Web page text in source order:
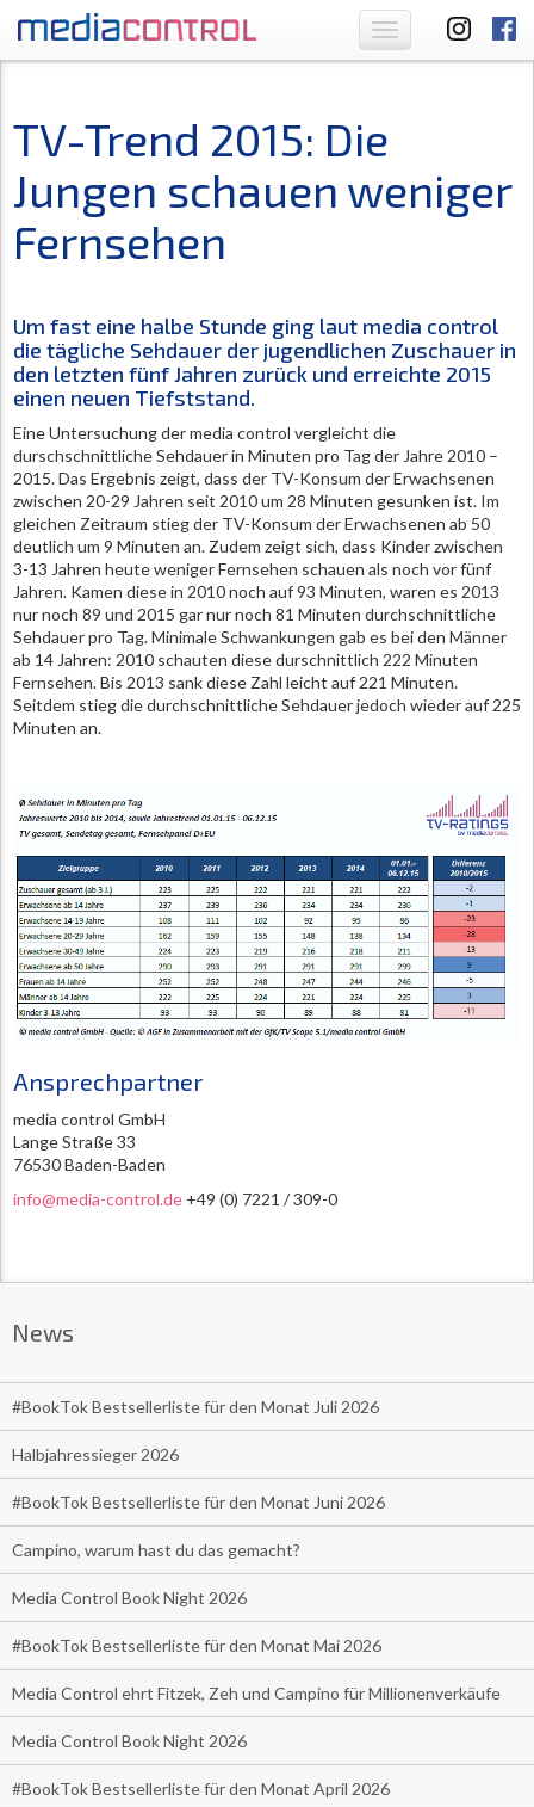
Toggle
navigation
TV-Trend 2015: Die
Jungen schauen weniger
Fernsehen
Um fast eine halbe Stunde ging laut media control
die tägliche Sehdauer der jugendlichen Zuschauer in
den letzten fünf Jahren zurück und erreichte 2015
einen neuen Tiefststand.
Eine Untersuchung der media control vergleicht die
durschschnittliche Sehdauer in Minuten pro Tag der Jahre 2010 –
2015. Das Ergebnis zeigt, dass der TV-Konsum der Erwachsenen
zwischen 20-29 Jahren seit 2010 um 28 Minuten gesunken ist. Im
gleichen Zeitraum stieg der TV-Konsum der Erwachsenen ab 50
deutlich um 9 Minuten an. Zudem zeigt sich, dass Kinder zwischen
3-13 Jahren heute weniger Fernsehen schauen als noch vor fünf
Jahren. Kamen diese in 2010 noch auf 93 Minuten, waren es 2013
nur noch 89 und 2015 gar nur noch 81 Minuten durchschnittliche
Sehdauer pro Tag. Minimale Schwankungen gab es bei den Männer
ab 14 Jahren: 2010 schauten diese durschnittlich 222 Minuten
Fernsehen. Bis 2013 sank diese Zahl leicht auf 221 Minuten.
Seitdem stieg die durchschnittliche Sehdauer jedoch wieder auf 225
Minuten an.
Ansprechpartner
media control GmbH
Lange Straße 33
76530 Baden-Baden
info@media-control.de +49 (0) 7221 / 309-0
News
#BookTok Bestsellerliste für den Monat Juli 2026
Halbjahressieger 2026
#BookTok Bestsellerliste für den Monat Juni 2026
Campino, warum hast du das gemacht?
Media Control Book Night 2026
#BookTok Bestsellerliste für den Monat Mai 2026
Media Control ehrt Fitzek, Zeh und Campino für Millionenverkäufe
Media Control Book Night 2026
#BookTok Bestsellerliste für den Monat April 2026